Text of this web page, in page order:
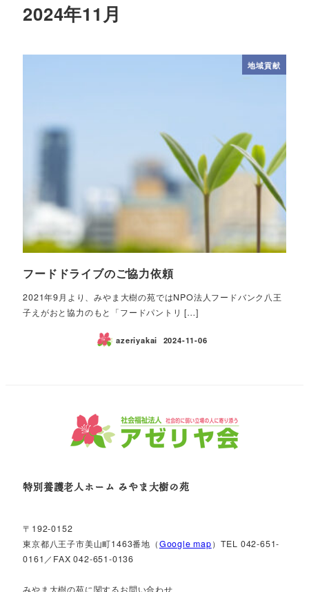
2024年11月
地域貢献
フードドライブのご協力依頼
2021年9月より、みやま大樹の苑ではNPO法人フードバンク八王
子えがおと協力のもと「フードパントリ […]
azeriyakai 2024-11-06
特別養護老人ホーム みやま大樹の苑
〒192-0152
東京都八王子市美山町1463番地（Google map）TEL 042-651-
0161／FAX 042-651-0136
みやま大樹の苑に関するお問い合わせ